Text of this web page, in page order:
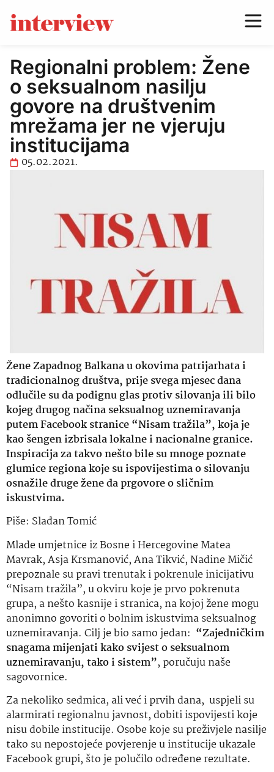
Regionalni problem: Žene
o seksualnom nasilju
govore na društvenim
mrežama jer ne vjeruju
institucijama
05.02.2021.
Žene Zapadnog Balkana u okovima patrijarhata i
tradicionalnog društva, prije svega mjesec dana
odlučile su da podignu glas protiv silovanja ili bilo
kojeg drugog načina seksualnog uznemiravanja
putem Facebook stranice “Nisam tražila”, koja je
kao šengen izbrisala lokalne i nacionalne granice.
Inspiracija za takvo nešto bile su mnoge poznate
glumice regiona koje su ispovijestima o silovanju
osnažile druge žene da prgovore o sličnim
iskustvima.
Piše: Slađan Tomić
Mlade umjetnice iz Bosne i Hercegovine Matea
Mavrak, Asja Krsmanović, Ana Tikvić, Nadine Mičić
prepoznale su pravi trenutak i pokrenule inicijativu
“Nisam tražila”, u okviru koje je prvo pokrenuta
grupa, a nešto kasnije i stranica, na kojoj žene mogu
anonimno govoriti o bolnim iskustvima seksualnog
uznemiravanja. Cilj je bio samo jedan: “Zajedničkim
snagama mijenjati kako svijest o seksualnom
uznemiravanju, tako i sistem”, poručuju naše
sagovornice.
Za nekoliko sedmica, ali već i prvih dana, uspjeli su
alarmirati regionalnu javnost, dobiti ispovijesti koje
nisu dobile institucije. Osobe koje su preživjele nasilje
tako su nepostojeće povjerenje u institucije ukazale
Facebook grupi, što je polučilo određene rezultate.